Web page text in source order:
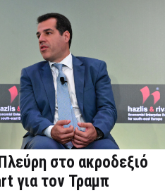
στο ακροδεξιό
για τον Τραμπ